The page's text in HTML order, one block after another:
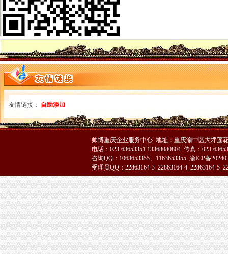
重庆渝中区爱民老年服务中心_养老院_枫网
重庆渝中区行政中心招聘信息-592招聘网|
重庆渝中区附近解放酒店查询_重庆渝中区附近解放宾馆预订
重庆渝中区土建造价实战培训-爱喇叭网
渝中房价走势_重庆渝中区楼盘
重庆渝中区三公司-韵达快递网点
重庆渝中区住宅房价实况、预测及10年走势数据—中国房价行
重庆渝中区渝中区晨曦妇婴用品店2017新招聘信息_电话_地址-58
重庆渝中区2013统计人员续教育报名收费
渝中区会计培训_渝中区会计培训班_重庆渝中区仁和会计培训学校-搜
重庆渝中区小学如何选？家长评论给意见-新闻-我要搜学网
【重庆渝中区大坪】企业|厂家|页|名录_顺企网
【2014年重庆渝中区巴渝文化茶楼新招聘信息_电话_地址】-赶集网
重庆渝中区两路口-安能物流网点
重庆渝中区春苗幼儿园
重庆渝中区
重庆渝中区一季度同比下降4.2%民列出三条防范建议-新闻频道-
重庆渝中区两路口重庆村社区卫生服务站周边的宾馆
重庆渝中区山城曲艺场介绍--重庆渝中区山城曲艺场演出信息-卖票网【
【重庆渝中区】价格_厂家_图片-Hc360慧聪网
重庆渝中区人民院网络档案-傻目录
重庆渝中区大坪小学短租房,重庆渝中区大坪小学日租房,重庆渝中区
友情链接： 自助添加
帅博重庆企业服务中心 地址：重庆渝中区大坪莲
电话：023-63653351 13368080804 传真：023-
咨询QQ：1063653355、1163653355 渝ICP备
受理员QQ：22863164-3 22863164-4 22863164-5